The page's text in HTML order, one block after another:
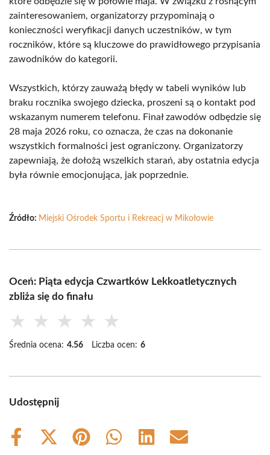
zainteresowaniem, organizatorzy przypominają o
konieczności weryfikacji danych uczestników, w tym
roczników, które są kluczowe do prawidłowego przypisania
zawodników do kategorii.
Wszystkich, którzy zauważą błędy w tabeli wyników lub
braku rocznika swojego dziecka, proszeni są o kontakt pod
wskazanym numerem telefonu. Finał zawodów odbędzie się
28 maja 2026 roku, co oznacza, że czas na dokonanie
wszystkich formalności jest ograniczony. Organizatorzy
zapewniają, że dołożą wszelkich starań, aby ostatnia edycja
była równie emocjonująca, jak poprzednie.
Źródło: Miejski Ośrodek Sportu i Rekreacj w Mikołowie
Oceń: Piąta edycja Czwartków Lekkoatletycznych
zbliża się do finału
★ ★ ★ ★ ★
Średnia ocena: 4.56 Liczba ocen: 6
Udostępnij
Share
Share
Share
Share
Share
Share